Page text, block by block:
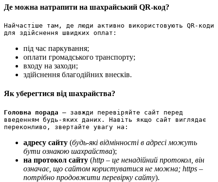
Де можна натрапити на шахрайський QR-код?
Найчастіше там, де люди активно використовують QR-коди
для здійснення швидких оплат:
під час паркування;
оплати громадського транспорту;
входу на заходи;
здійснення благодійних внесків.
Як уберегтися від шахрайства?
Головна порада – завжди перевіряйте сайт перед
введенням будь-яких даних. Навіть якщо сайт виглядає
переконливо, звертайте увагу на:
адресу сайту (будь-які відмінності в адресі можуть
бути ознакою шахрайства);
на протокол сайту (http – це ненадійний протокол, він
означає, що сайтом користуватися не можна; https –
потрібно продовжити перевірку сайту).